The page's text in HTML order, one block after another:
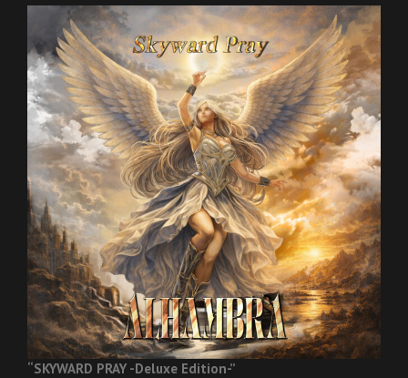
“SKYWARD PRAY -Deluxe Edition-”